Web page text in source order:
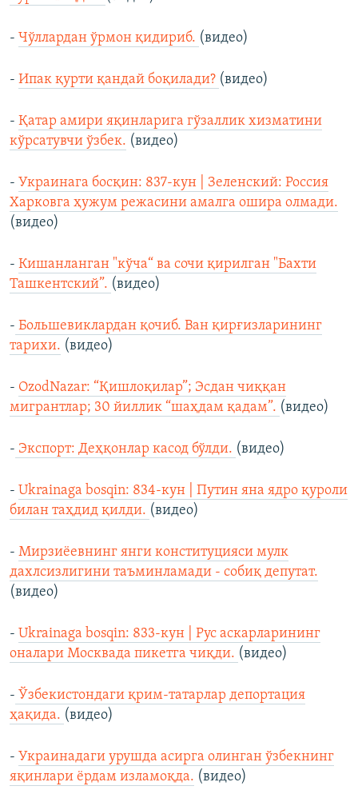
- Чўллардан ўрмон қидириб. (видео)
- Ипак қурти қандай боқилади? (видео)
- Қатар амири яқинларига гўзаллик хизматини
кўрсатувчи ўзбек. (видео)
- Украинага босқин: 837-кун | Зеленский: Россия
Харковга ҳужум режасини амалга ошира олмади.
(видео)
- Кишанланган "кўча“ ва сочи қирилган "Бахти
Ташкентский”. (видео)
- Большевиклардан қочиб. Ван қирғизларининг
тарихи. (видео)
- OzodNazar: “Қишлоқилар”; Эсдан чиққан
мигрантлар; 30 йиллик “шаҳдам қадам”. (видео)
- Экспорт: Деҳқонлар касод бўлди. (видео)
- Ukrainaga bosqin: 834-кун | Путин яна ядро қуроли
билан таҳдид қилди. (видео)
- Мирзиёевнинг янги конституцияси мулк
дахлсизлигини таъминламади - собиқ депутат.
(видео)
- Ukrainaga bosqin: 833-кун | Рус аскарларининг
оналари Москвада пикетга чиқди. (видео)
- Ўзбекистондаги қрим-татарлар депортация
ҳақида. (видео)
- Украинадаги урушда асирга олинган ўзбекнинг
яқинлари ёрдам изламоқда. (видео)